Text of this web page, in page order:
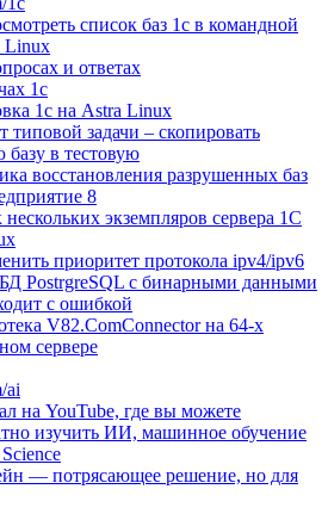
список баз 1с в командной
Linux
и ответах
1с
1с на Astra Linux
типовой задачи – скопировать
базу в тестовую
восстановления разрушенных баз
8
нескольких экземпляров сервера 1С
приоритет протокола ipv4/ipv6
PostrgreSQL с бинарными данными
с ошибкой
V82.ComConnector на 64-х
сервере
ai
на YouTube, где вы можете
изучить ИИ, машинное обучение
— потрясающее решение, но для